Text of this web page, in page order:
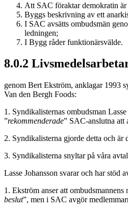
Att SAC föraktar demokratin är
Byggs beskrivning av ett
I SAC avsätts ombudsmän
ledningen;
I Bygg råder funktionärsvälde.
8.0.2
genom Bert Ekström, anklagar 1993
Van den Bergh Foods:
1. Syndikalisternas ombudsman Lasse
”rekommenderade” SAC-anslutna att
2. Syndikalisterna gjorde detta och är
3. Syndikalisterna snyltar på våra
Lasse Johansson svarar och har stöd
1. Ekström anser att ombudsmannens
beslut”, men i SAC avgör